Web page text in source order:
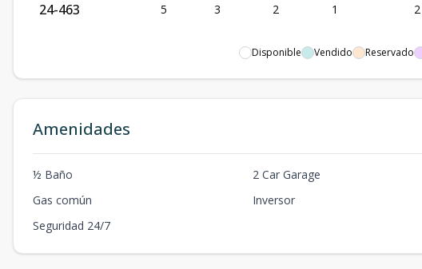
24-463 5 3 2 1 2
Disponible Vendido Reservado
Amenidades
½ Baño 2 Car Garage
Gas común
Inversor
Seguridad 24/7